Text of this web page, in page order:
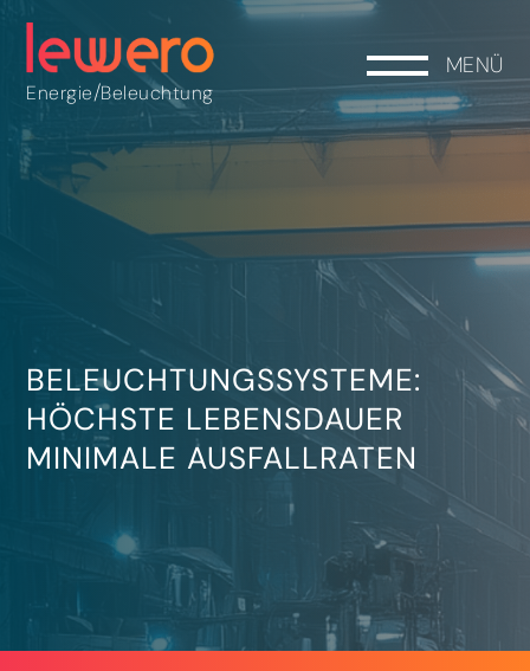
Energie/Beleuchtung
MENÜ
BELEUCHTUNGSSYSTEME:
HÖCHSTE LEBENSDAUER
MINIMALE AUSFALLRATEN